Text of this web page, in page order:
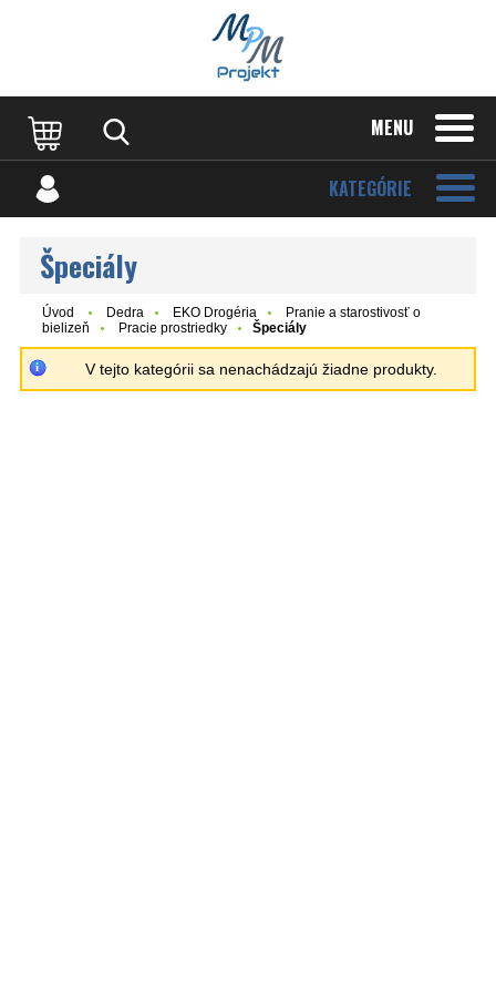
MENU
KATEGÓRIE
Špeciály
Úvod Dedra EKO Drogéria
Pranie a starostivosť o
bielizeň
Pracie prostriedky Špeciály
V tejto kategórii sa nenachádzajú žiadne produkty.